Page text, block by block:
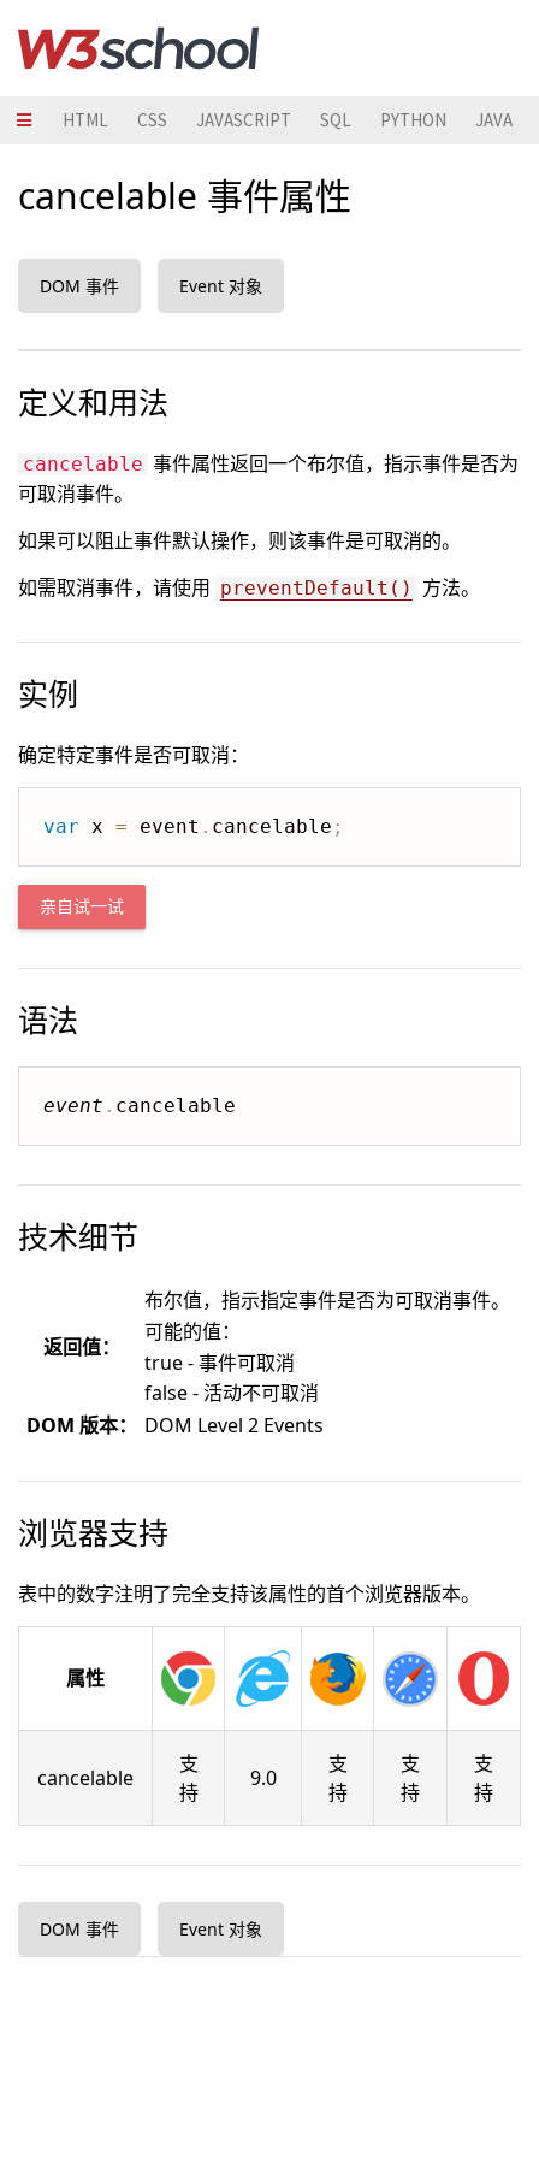
HTML CSS JAVASCRIPT SQL PYTHON JAVA
cancelable 事件属性
DOM 事件 Event 对象
定义和用法
cancelable 事件属性返回一个布尔值，指示事件是否为
可取消事件。
如果可以阻止事件默认操作，则该事件是可取消的。
如需取消事件，请使用 preventDefault() 方法。
实例
确定特定事件是否可取消：
var x = event . cancelable ;
亲自试一试
语法
event .
技术细节
返回值：
布尔值，指示指定事件是否为可取消事件。
可能的值：
true - 事件可取消
false - 活动不可取消
DOM 版本：
DOM Level 2 Events
浏览器支持
表中的数字注明了完全支持该属性的首个浏览器版本。
属性
cancelable
支
持
9.0
支
持
支
持
支
持
DOM 事件 Event 对象